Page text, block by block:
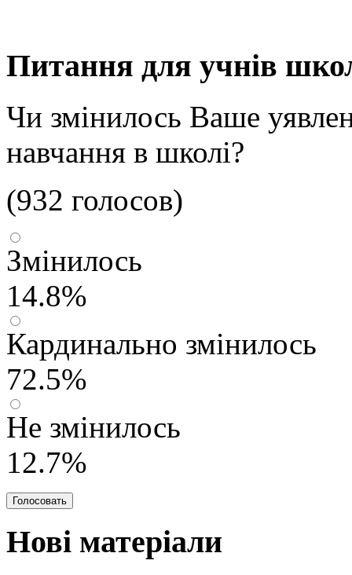
Питання для учнів
Чи змінилось Ваше
навчання в школі?
(932 голосов)
Змінилось
14.8%
Кардинально змінилось
72.5%
Не змінилось
12.7%
Нові матеріали